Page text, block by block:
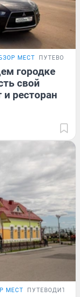
МЕСТ
городке
свой
ресторан
МЕСТ ПУТЕВОДИТЕЛЬ